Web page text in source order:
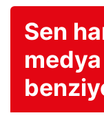
Sen